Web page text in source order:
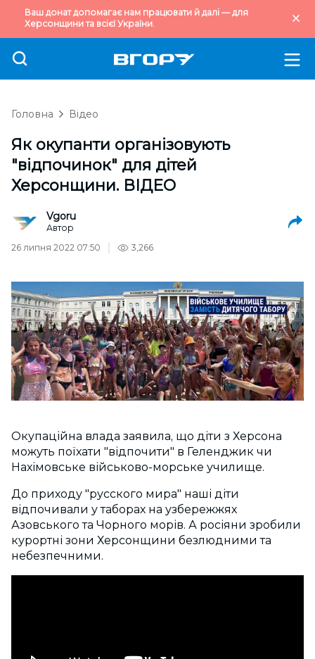
Ваш донат допомагає нам працювати й далі — для
Херсонщини та всієї України.
Головна Відео
Як окупанти організовують
"відпочинок" для дітей
Херсонщини. ВІДЕО
Vgoru
Автор
26 липня 2022 07:50
3,266
Окупаційна влада заявила, що діти з Херсона
можуть поїхати "відпочити" в Геленджик чи
Нахімовське військово-морське училище.
До приходу "русского мира" наші діти
відпочивали у таборах на узбережжях
Азовського та Чорного морів. А росіяни зробили
курортні зони Херсонщини безлюдними та
небезпечними.